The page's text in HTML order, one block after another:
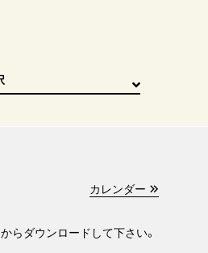
カレンダー
からダウンロードして下さい。